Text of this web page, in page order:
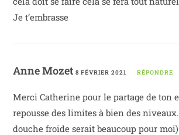
Je t’embrasse
Anne Mozet8 FÉVRIER 2021 RÉPONDRE
Merci Catherine pour le partage de ton
repousse des limites à bien des
douche froide serait beaucoup pour